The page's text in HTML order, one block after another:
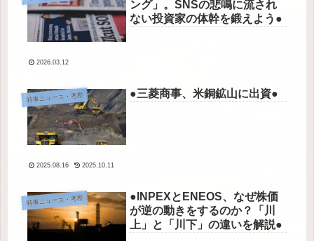
ング」。SNSの悲鳴に流され
ない投資家の体幹を鍛えよう●
2026.03.12
時事ニュース・考察 ●三菱商事、米銅鉱山に出資●
2025.08.16 2025.10.11
時事ニュース・考察
●INPEXとENEOS、なぜ株価
が逆の動きをするのか？「川
上」と「川下」の違いを解説●